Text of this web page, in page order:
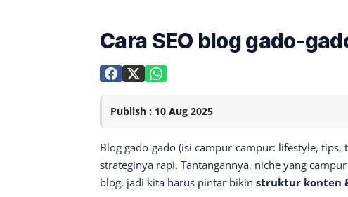
Cara SEO blog gado-
Publish : 10 Aug 2025
Blog gado-gado (isi campur-campur: lifestyle,
strateginya rapi. Tantangannya, niche yang
blog, jadi kita harus pintar bikin struktur konten